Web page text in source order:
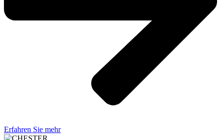
Erfahren Sie mehr